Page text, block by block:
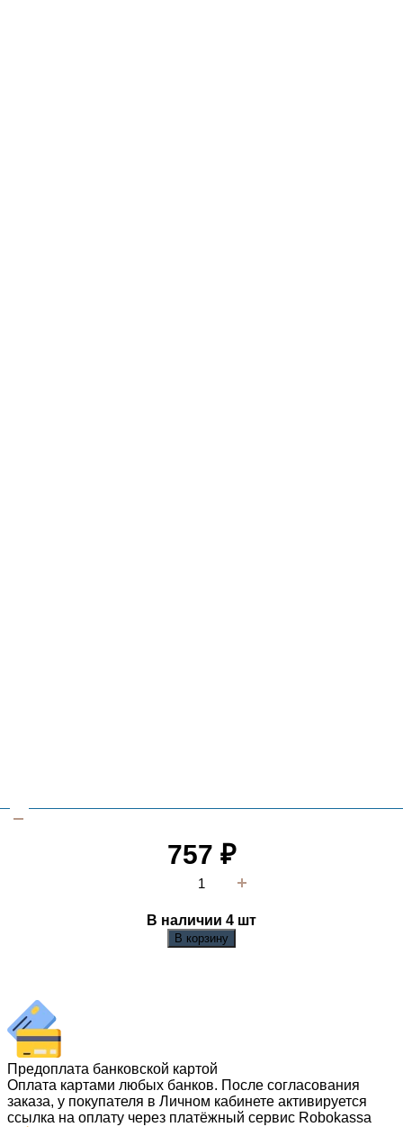
757 ₽
В наличии 4 шт
В корзину
Предоплата банковской картой
Оплата картами любых банков. После согласования
заказа, у покупателя в Личном кабинете активируется
ссылка на оплату через платёжный сервис Robokassa